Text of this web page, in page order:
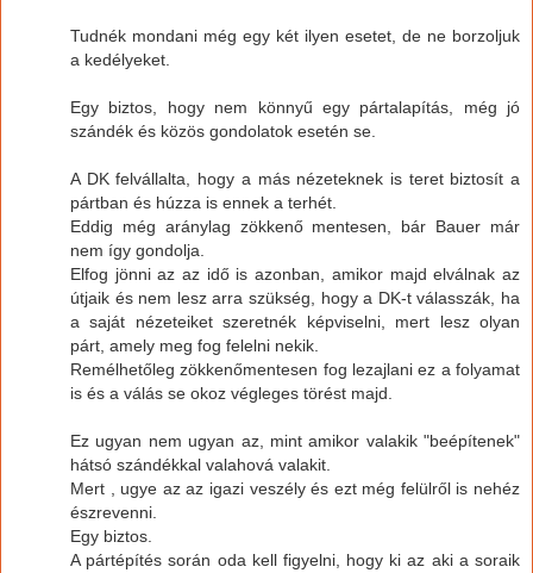
Tudnék mondani még egy két ilyen esetet, de ne borzoljuk
a kedélyeket.
Egy biztos, hogy nem könnyű egy pártalapítás, még jó
szándék és közös gondolatok esetén se.
A DK felvállalta, hogy a más nézeteknek is teret biztosít a
pártban és húzza is ennek a terhét.
Eddig még aránylag zökkenő mentesen, bár Bauer már
nem így gondolja.
Elfog jönni az az idő is azonban, amikor majd elválnak az
útjaik és nem lesz arra szükség, hogy a DK-t válasszák, ha
a saját nézeteiket szeretnék képviselni, mert lesz olyan
párt, amely meg fog felelni nekik.
Remélhetőleg zökkenőmentesen fog lezajlani ez a folyamat
is és a válás se okoz végleges törést majd.
Ez ugyan nem ugyan az, mint amikor valakik "beépítenek"
hátsó szándékkal valahová valakit.
Mert , ugye az az igazi veszély és ezt még felülről is nehéz
észrevenni.
Egy biztos.
A pártépítés során oda kell figyelni, hogy ki az aki a soraik